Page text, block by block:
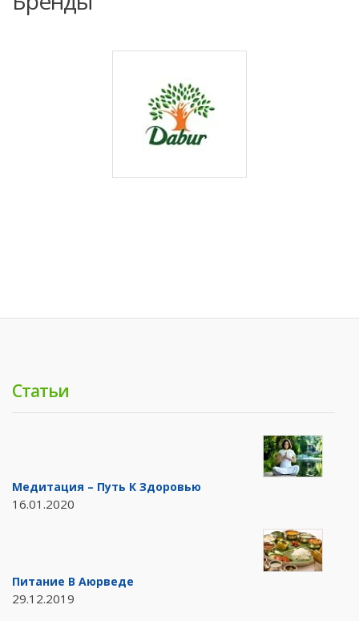
Статьи
Медитация – Путь К Здоровью
16.01.2020
Питание В Аюрведе
29.12.2019